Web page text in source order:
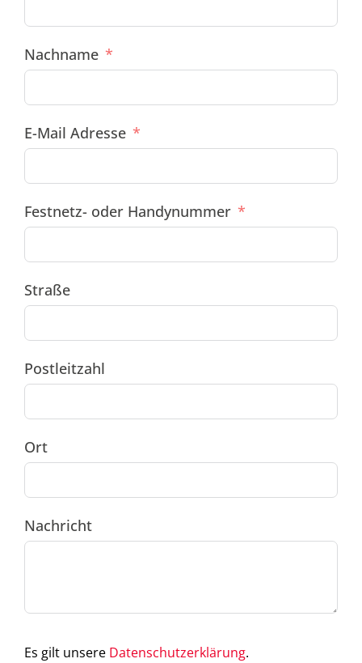
Nachname
E-Mail Adresse
Festnetz- oder Handynummer
Straße
Postleitzahl
Ort
Nachricht
Es gilt unsere Datenschutzerklärung.